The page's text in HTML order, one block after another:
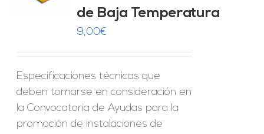
de Baja Temperatura
9,00€
Especificaciones técnicas que
deben tomarse en consideración en
la Convocatoria de Ayudas para la
promoción de instalaciones de